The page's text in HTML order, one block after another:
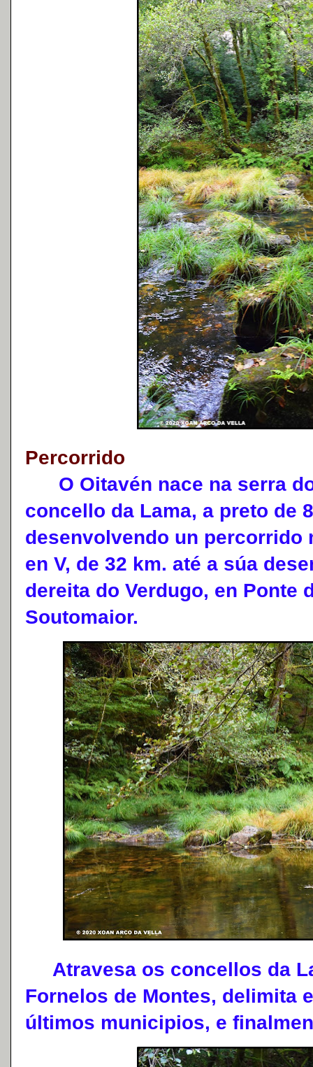
Percorrido
O Oitavén nace na serra
concello da Lama, a preto de
desenvolvendo un percorrido
en V, de 32 km. até a súa
dereita do Verdugo, en Ponte
Soutomaior.
Atravesa os concellos da
Fornelos de Montes, delimita
últimos municipios, e